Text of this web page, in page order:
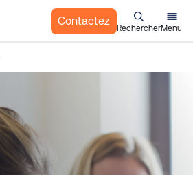
Contactez
RechercherMenu